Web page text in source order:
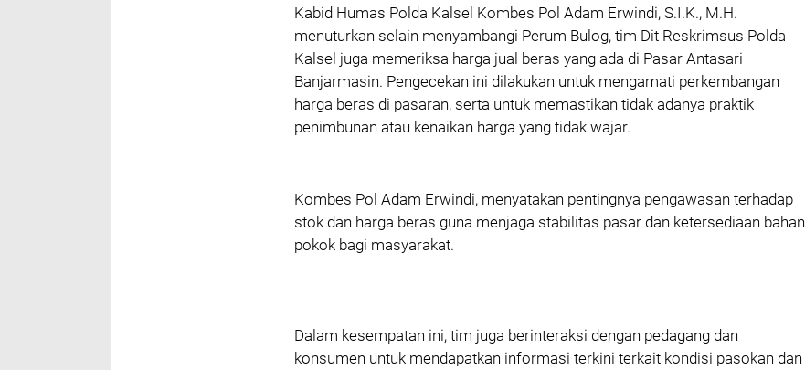
Kabid Humas Polda Kalsel Kombes Pol Adam Erwindi, S.I.K., M.H.
menuturkan selain menyambangi Perum Bulog, tim Dit Reskrimsus Polda
Kalsel juga memeriksa harga jual beras yang ada di Pasar Antasari
Banjarmasin. Pengecekan ini dilakukan untuk mengamati perkembangan
harga beras di pasaran, serta untuk memastikan tidak adanya praktik
penimbunan atau kenaikan harga yang tidak wajar.
Kombes Pol Adam Erwindi, menyatakan pentingnya pengawasan terhadap
stok dan harga beras guna menjaga stabilitas pasar dan ketersediaan bahan
pokok bagi masyarakat.
Dalam kesempatan ini, tim juga berinteraksi dengan pedagang dan
konsumen untuk mendapatkan informasi terkini terkait kondisi pasokan dan